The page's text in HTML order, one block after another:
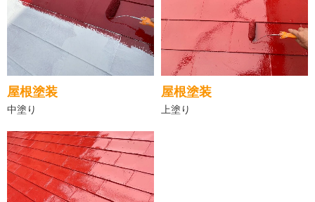
屋根塗装
中塗り
屋根塗装
上塗り